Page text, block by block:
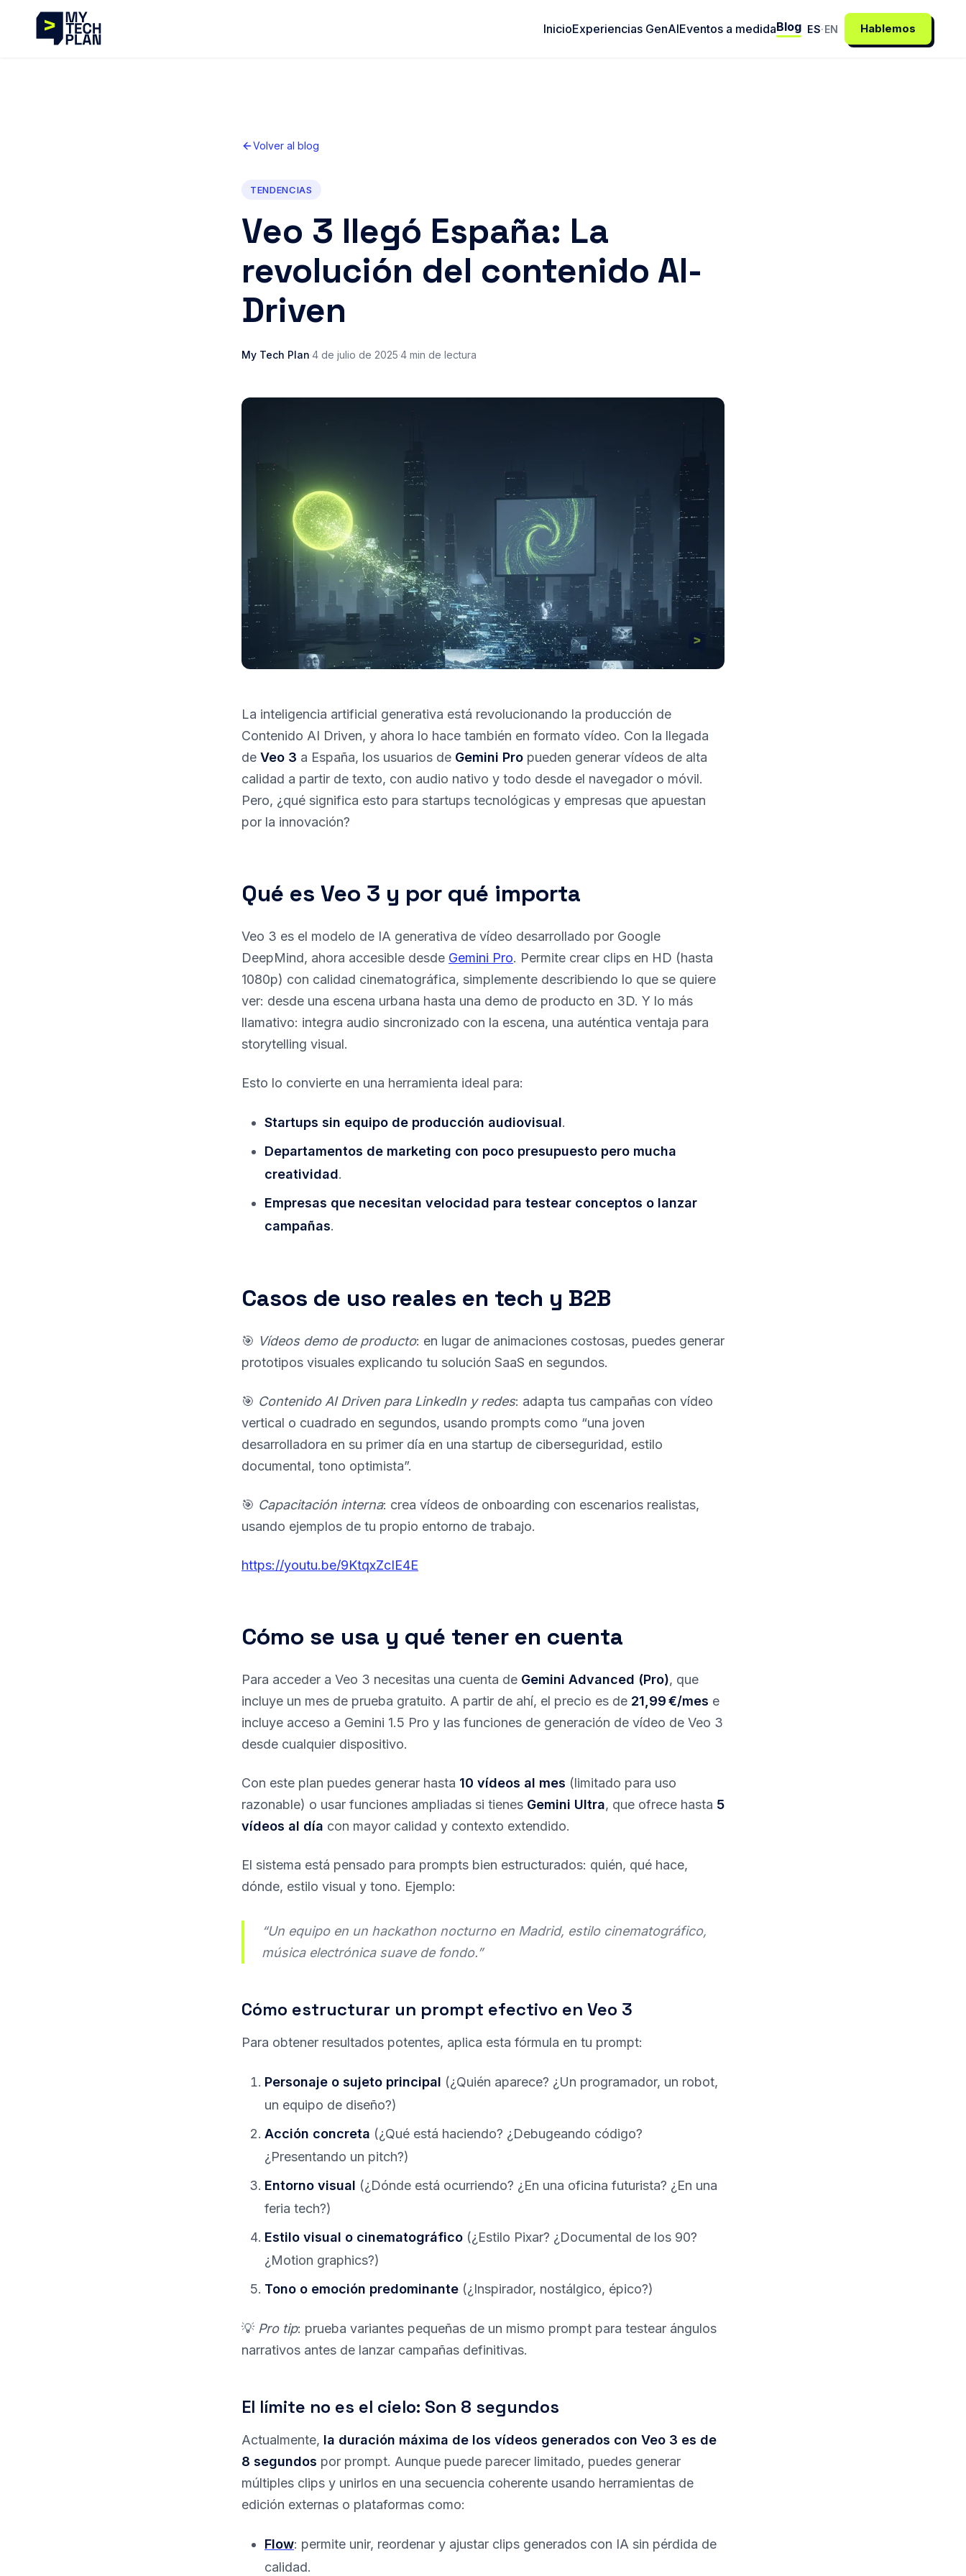
InicioExperiencias GenAIEventos a medidaBlog ES·EN Hablemos
Volver al blog
TENDENCIAS
Veo 3 llegó España: La
revolución del contenido AI-
Driven
My Tech Plan·4 de julio de 2025·4 min de lectura
La inteligencia artificial generativa está revolucionando la producción de
Contenido AI Driven, y ahora lo hace también en formato vídeo. Con la llegada
de Veo 3 a España, los usuarios de Gemini Pro pueden generar vídeos de alta
calidad a partir de texto, con audio nativo y todo desde el navegador o móvil.
Pero, ¿qué significa esto para startups tecnológicas y empresas que apuestan
por la innovación?
Qué es Veo 3 y por qué importa
Veo 3 es el modelo de IA generativa de vídeo desarrollado por Google
DeepMind, ahora accesible desde Gemini Pro. Permite crear clips en HD (hasta
1080p) con calidad cinematográfica, simplemente describiendo lo que se quiere
ver: desde una escena urbana hasta una demo de producto en 3D. Y lo más
llamativo: integra audio sincronizado con la escena, una auténtica ventaja para
storytelling visual.
Esto lo convierte en una herramienta ideal para:
Startups sin equipo de producción audiovisual.
Departamentos de marketing con poco presupuesto pero mucha
creatividad.
Empresas que necesitan velocidad para testear conceptos o lanzar
campañas.
Casos de uso reales en tech y B2B
🎯 Vídeos demo de producto: en lugar de animaciones costosas, puedes generar
prototipos visuales explicando tu solución SaaS en segundos.
🎯 Contenido AI Driven para LinkedIn y redes: adapta tus campañas con vídeo
vertical o cuadrado en segundos, usando prompts como “una joven
desarrolladora en su primer día en una startup de ciberseguridad, estilo
documental, tono optimista”.
🎯 Capacitación interna: crea vídeos de onboarding con escenarios realistas,
usando ejemplos de tu propio entorno de trabajo.
https://youtu.be/9KtqxZcIE4E
Cómo se usa y qué tener en cuenta
Para acceder a Veo 3 necesitas una cuenta de Gemini Advanced (Pro), que
incluye un mes de prueba gratuito. A partir de ahí, el precio es de 21,99 €/mes e
incluye acceso a Gemini 1.5 Pro y las funciones de generación de vídeo de Veo 3
desde cualquier dispositivo.
Con este plan puedes generar hasta 10 vídeos al mes (limitado para uso
razonable) o usar funciones ampliadas si tienes Gemini Ultra, que ofrece hasta 5
vídeos al día con mayor calidad y contexto extendido.
El sistema está pensado para prompts bien estructurados: quién, qué hace,
dónde, estilo visual y tono. Ejemplo:
“Un equipo en un hackathon nocturno en Madrid, estilo cinematográfico,
música electrónica suave de fondo.”
Cómo estructurar un prompt efectivo en Veo 3
Para obtener resultados potentes, aplica esta fórmula en tu prompt:
Personaje o sujeto principal (¿Quién aparece? ¿Un programador, un robot,
un equipo de diseño?)
Acción concreta (¿Qué está haciendo? ¿Debugeando código?
¿Presentando un pitch?)
Entorno visual (¿Dónde está ocurriendo? ¿En una oficina futurista? ¿En una
feria tech?)
Estilo visual o cinematográfico (¿Estilo Pixar? ¿Documental de los 90?
¿Motion graphics?)
Tono o emoción predominante (¿Inspirador, nostálgico, épico?)
💡 Pro tip: prueba variantes pequeñas de un mismo prompt para testear ángulos
narrativos antes de lanzar campañas definitivas.
El límite no es el cielo: Son 8 segundos
Actualmente, la duración máxima de los vídeos generados con Veo 3 es de
8 segundos por prompt. Aunque puede parecer limitado, puedes generar
múltiples clips y unirlos en una secuencia coherente usando herramientas de
edición externas o plataformas como:
Flow: permite unir, reordenar y ajustar clips generados con IA sin pérdida de
calidad.